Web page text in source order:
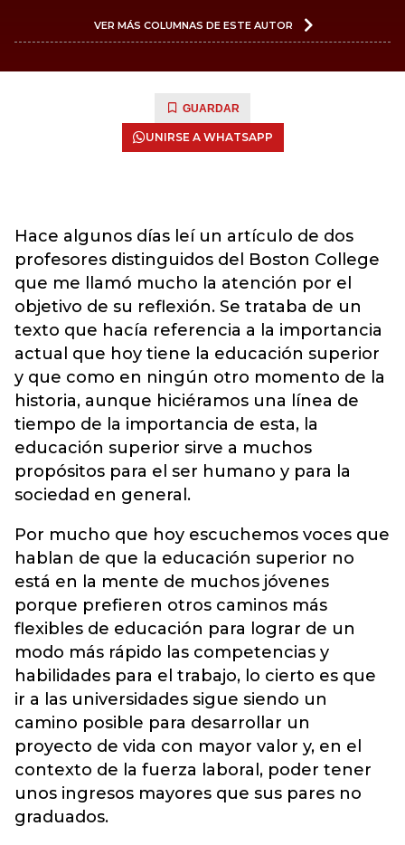
VER MÁS COLUMNAS DE ESTE AUTOR
GUARDAR
UNIRSE A WHATSAPP
Hace algunos días leí un artículo de dos
profesores distinguidos del Boston College
que me llamó mucho la atención por el
objetivo de su reflexión. Se trataba de un
texto que hacía referencia a la importancia
actual que hoy tiene la educación superior
y que como en ningún otro momento de la
historia, aunque hiciéramos una línea de
tiempo de la importancia de esta, la
educación superior sirve a muchos
propósitos para el ser humano y para la
sociedad en general.
Por mucho que hoy escuchemos voces que
hablan de que la educación superior no
está en la mente de muchos jóvenes
porque prefieren otros caminos más
flexibles de educación para lograr de un
modo más rápido las competencias y
habilidades para el trabajo, lo cierto es que
ir a las universidades sigue siendo un
camino posible para desarrollar un
proyecto de vida con mayor valor y, en el
contexto de la fuerza laboral, poder tener
unos ingresos mayores que sus pares no
graduados.